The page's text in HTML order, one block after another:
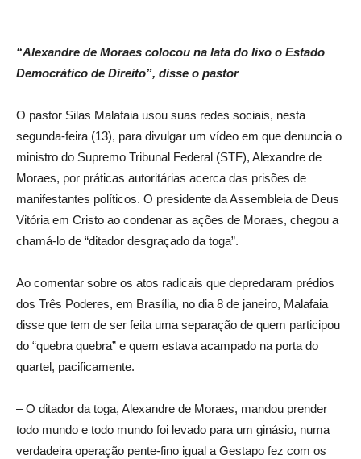
“Alexandre de Moraes colocou na lata do lixo o Estado
Democrático de Direito”, disse o pastor
O pastor Silas Malafaia usou suas redes sociais, nesta
segunda-feira (13), para divulgar um vídeo em que denuncia o
ministro do Supremo Tribunal Federal (STF), Alexandre de
Moraes, por práticas autoritárias acerca das prisões de
manifestantes políticos. O presidente da Assembleia de Deus
Vitória em Cristo ao condenar as ações de Moraes, chegou a
chamá-lo de “ditador desgraçado da toga”.
Ao comentar sobre os atos radicais que depredaram prédios
dos Três Poderes, em Brasília, no dia 8 de janeiro, Malafaia
disse que tem de ser feita uma separação de quem participou
do “quebra quebra” e quem estava acampado na porta do
quartel, pacificamente.
– O ditador da toga, Alexandre de Moraes, mandou prender
todo mundo e todo mundo foi levado para um ginásio, numa
verdadeira operação pente-fino igual a Gestapo fez com os